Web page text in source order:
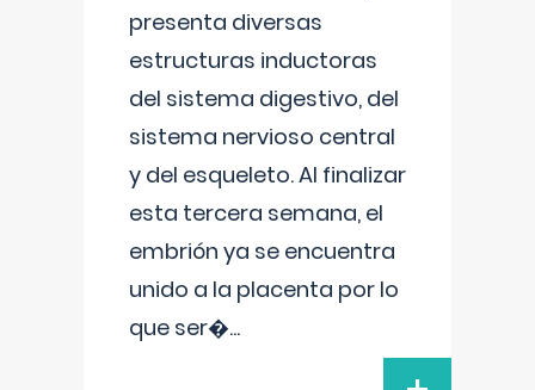
presenta diversas
estructuras inductoras
del sistema digestivo, del
sistema nervioso central
y del esqueleto. Al finalizar
esta tercera semana, el
embrión ya se encuentra
unido a la placenta por lo
que ser�...